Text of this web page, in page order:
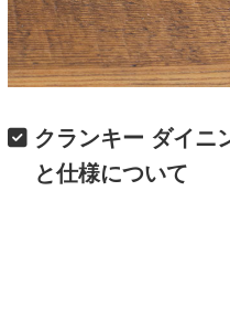
クランキー ダイニ
と仕様について